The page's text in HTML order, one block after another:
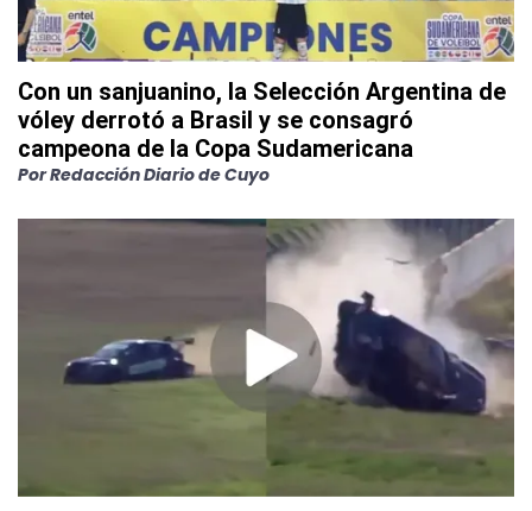
Con un sanjuanino, la Selección Argentina de
vóley derrotó a Brasil y se consagró
campeona de la Copa Sudamericana
PorRedacción Diario de Cuyo